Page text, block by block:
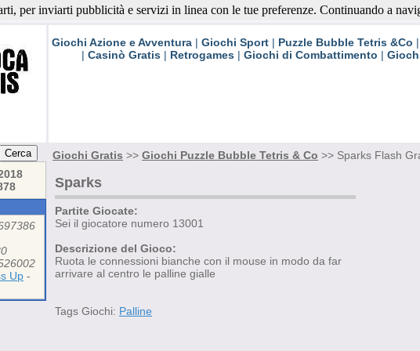
Giochi Gratis
Giochi Azione e Avventura| Giochi Sport| Puzzle Bubble Tetris &Co |
| Casinò Gratis| Retrogames| Giochi di Combattimento |
Up -
Giochi Gratis >> Giochi Puzzle Bubble Tetris & Co >> Sparks Flash
Sparks
Partite Giocate:
Sei il giocatore numero 13001
Descrizione del Gioco:
Ruota le connessioni bianche con il mouse in modo da far
arrivare al centro le palline gialle
Tags Giochi: Palline
per inviarti pubblicità e servizi in linea con le tue preferenze. Continuando a